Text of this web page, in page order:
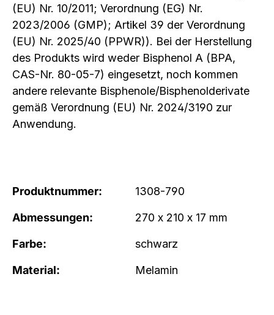
(EU) Nr. 10/2011; Verordnung (EG) Nr.
2023/2006 (GMP); Artikel 39 der Verordnung
(EU) Nr. 2025/40 (PPWR)). Bei der Herstellung
des Produkts wird weder Bisphenol A (BPA,
CAS-Nr. 80-05-7) eingesetzt, noch kommen
andere relevante Bisphenole/Bisphenolderivate
gemäß Verordnung (EU) Nr. 2024/3190 zur
Anwendung.
Produktnummer: 1308-790
Abmessungen: 270 x 210 x 17 mm
Farbe: schwarz
Material: Melamin